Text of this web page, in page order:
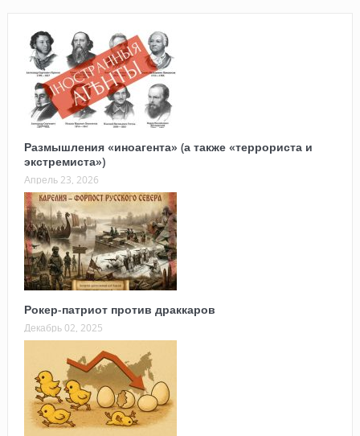
Размышления «иноагента» (а также «террориста и
экстремиста»)
Апрель 23, 2026
Рокер-патриот против драккаров
Декабрь 02, 2025